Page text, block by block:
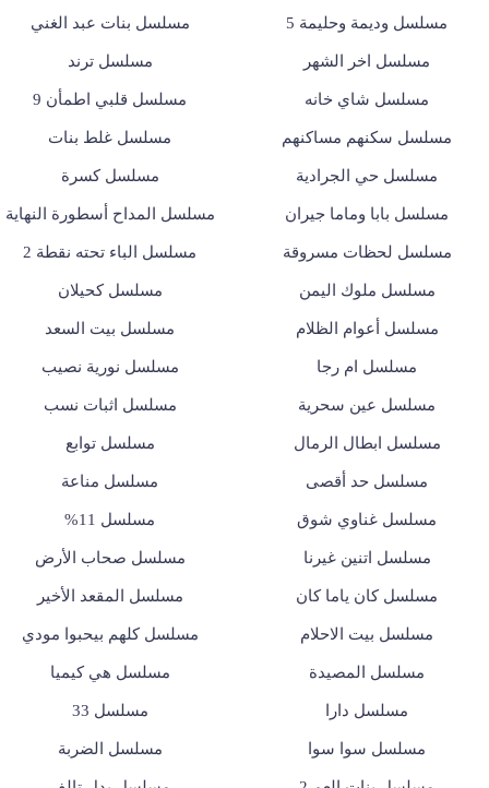
مسلسل وديمة وحليمة 5 مسلسل بنات عبد الغني
مسلسل اخر الشهر مسلسل ترند
مسلسل شاي خانه مسلسل قلبي اطمأن 9
مسلسل سكنهم مساكنهم مسلسل غلط بنات
مسلسل حي الجرادية مسلسل كسرة
مسلسل بابا وماما جيران مسلسل المداح أسطورة النهاية
مسلسل لحظات مسروقة مسلسل الباء تحته نقطة 2
مسلسل ملوك اليمن مسلسل كحيلان
مسلسل أعوام الظلام مسلسل بيت السعد
مسلسل ام رجا مسلسل نورية نصيب
مسلسل عين سحرية مسلسل اثبات نسب
مسلسل ابطال الرمال مسلسل توابع
مسلسل حد أقصى مسلسل مناعة
مسلسل غناوي شوق مسلسل 11%
مسلسل اتنين غيرنا مسلسل صحاب الأرض
مسلسل كان ياما كان مسلسل المقعد الأخير
مسلسل بيت الاحلام مسلسل كلهم بيحبوا مودي
مسلسل المصيدة مسلسل هي كيميا
مسلسل دارا مسلسل 33
مسلسل سوا سوا مسلسل الضربة